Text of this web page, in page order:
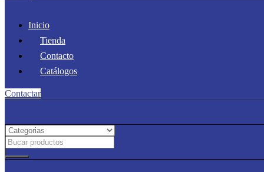
Inicio
Tienda
Contacto
Catálogos
Contactar